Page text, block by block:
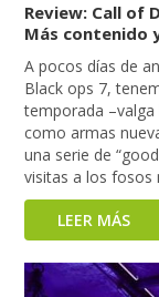
Review: Call of
Más contenido
A pocos días de
Black ops 7,
temporada –valga
como armas
una serie de
visitas a los
LEER MÁS